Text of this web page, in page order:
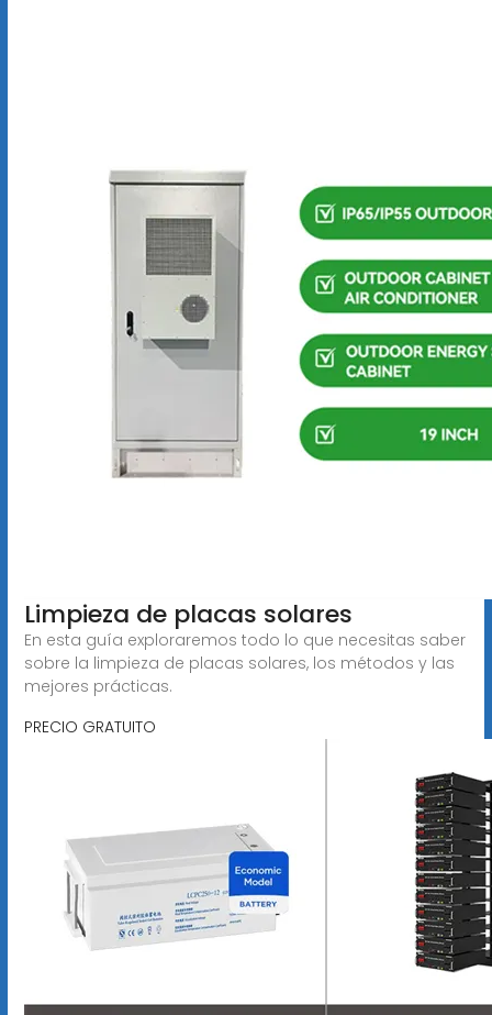
Limpieza de placas solares
En esta guía exploraremos todo lo que necesitas saber
sobre la limpieza de placas solares, los métodos y las
mejores prácticas.
PRECIO GRATUITO